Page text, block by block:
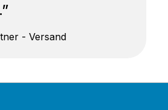
- Versand